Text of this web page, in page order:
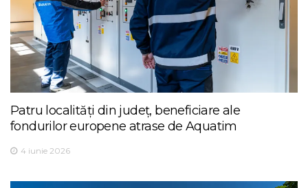
Patru localități din județ, beneficiare ale
fondurilor europene atrase de Aquatim
4 iunie 2026